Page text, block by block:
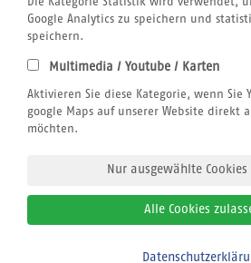
Tauchen
SUP
Wellenreiten
Rechtliches
AGB sun+fun
Datenschutzerklärung
Google Analytics zu speichern und
speichern.
Multimedia / Youtube / Karten
Aktivieren Sie diese Kategorie, wenn Sie
google Maps auf unserer Website direkt
möchten.
Nur ausgewählte Cookies
Alle Cookies